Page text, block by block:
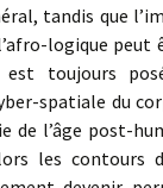
tandis que
logique peut
est toujours
spatiale du
de l’âge post-
les contours